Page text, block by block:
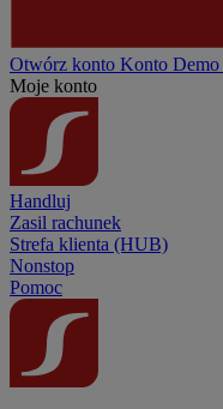
Otwórz konto Konto Demo
Moje konto
Handluj
Zasil rachunek
Strefa klienta (HUB)
Nonstop
Pomoc